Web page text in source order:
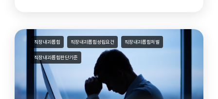
직장내괴롭힘 직장내괴롭힘성립요건 직장내괴롭힘처벌
직장내괴롭힘판단기준